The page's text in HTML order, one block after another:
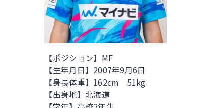
【ポジション】MF
【生年月日】2007年9月6日
【身長体重】162cm 51kg
【出身地】北海道